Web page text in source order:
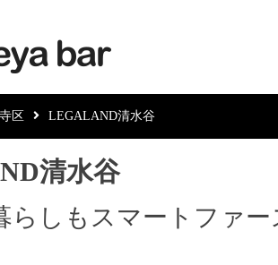
区 LEGALAND清水谷
清水谷
らしもスマートファー